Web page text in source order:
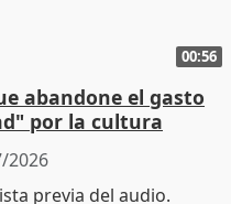
00:56
abandone el gasto
por la cultura
2026